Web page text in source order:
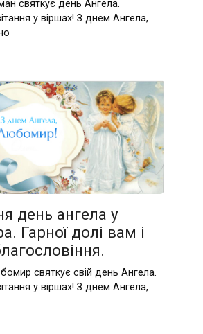
святкує день Ангела.
у віршах! З днем Ангела,
день ангела у
Гарної долі вам і
святкує свій день Ангела.
у віршах! З днем Ангела,